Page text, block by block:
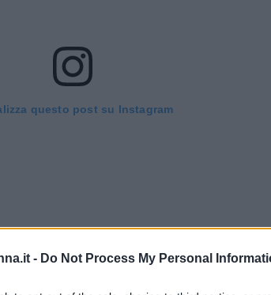
- Do Not Process My Personal
questo post su Instagram